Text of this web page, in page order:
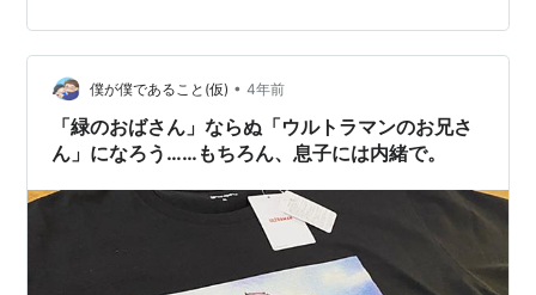
ガキの頃は厳しく接するほうが 印象に強くムカつくばば
あの イメージが強かった 最近では父兄がボランティアで
行うようで朝の登下校からは めっきり姿を消してしまっ
た 採…
僕が僕であること(仮) • 4年前
「緑のおばさん」ならぬ「ウルトラマンのお兄さ
ん」になろう……もちろん、息子には内緒で。